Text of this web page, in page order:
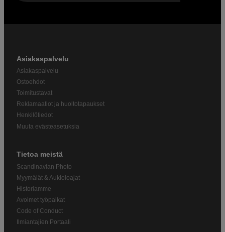
Asiakaspalvelu
Asiakaspalvelu
Ostoehdot
Toimitustavat
Reklamaatiot ja huoltotapaukset
Henkilötiedot
Muuta evästeasetuksia
Tietoa meistä
Scandinavian Photo
Myymälät & Aukioloajat
Historiamme
Avoimet työpaikat
Code of Conduct
Ilmiantajien Portaali